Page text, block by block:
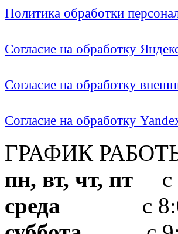
Политика обработки
Согласие на обработку
Согласие на обработку
Согласие на обработку
ГРАФИК
пн, вт, чт, пт с
среда с 8:00